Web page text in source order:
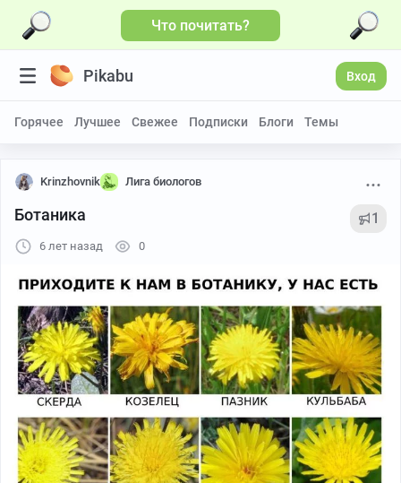
Что почитать?
Pikabu Вход
Горячее Лучшее Свежее Подписки Блоги Темы
Krinzhovnik Лига биологов
Ботаника 1
6 лет назад 0